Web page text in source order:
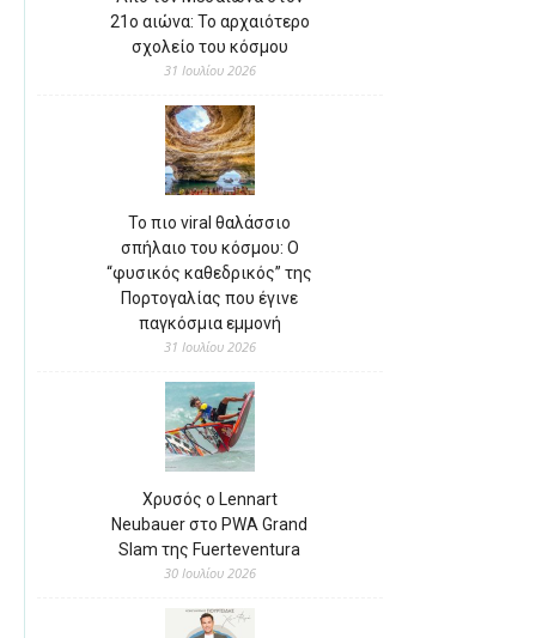
21ο αιώνα: Το αρχαιότερο
σχολείο του κόσμου
31 Ιουλίου 2026
Το πιο viral θαλάσσιο
σπήλαιο του κόσμου: Ο
“φυσικός καθεδρικός” της
Πορτογαλίας που έγινε
παγκόσμια εμμονή
31 Ιουλίου 2026
Χρυσός ο Lennart
Neubauer στο PWA Grand
Slam της Fuerteventura
30 Ιουλίου 2026